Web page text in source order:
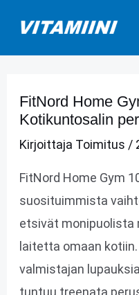
sisältöön
FitNord Home
Kotikuntosalin
Kirjoittaja Toimitus /
FitNord Home Gym
suosituimmista
etsivät
laitetta omaan
valmistajan
tuntuu treenata